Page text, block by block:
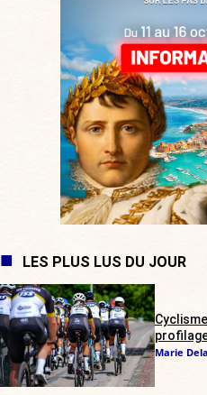
LES PLUS LUS DU JOUR
Marie